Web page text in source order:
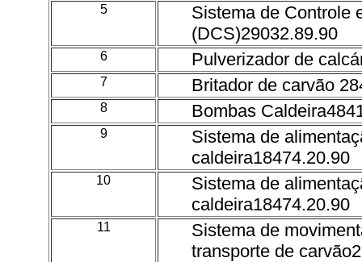
5
Sistema de Controle
(DCS)29032.89.90
6 Pulverizador de
7 Britador de carvão
8 Bombas
9
Sistema de
caldeira18474.20.90
10
Sistema de
caldeira18474.20.90
11
Sistema de
transporte de